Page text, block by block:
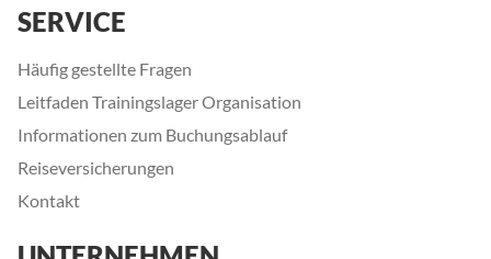
SERVICE
Häufig gestellte Fragen
Leitfaden Trainingslager Organisation
Informationen zum Buchungsablauf
Reiseversicherungen
Kontakt